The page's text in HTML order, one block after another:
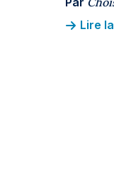
Lire